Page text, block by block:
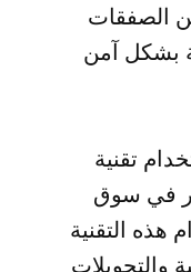
الصفقات
بشكل آمن
تقنية
في سوق
هذه التقنية
والتحويلات